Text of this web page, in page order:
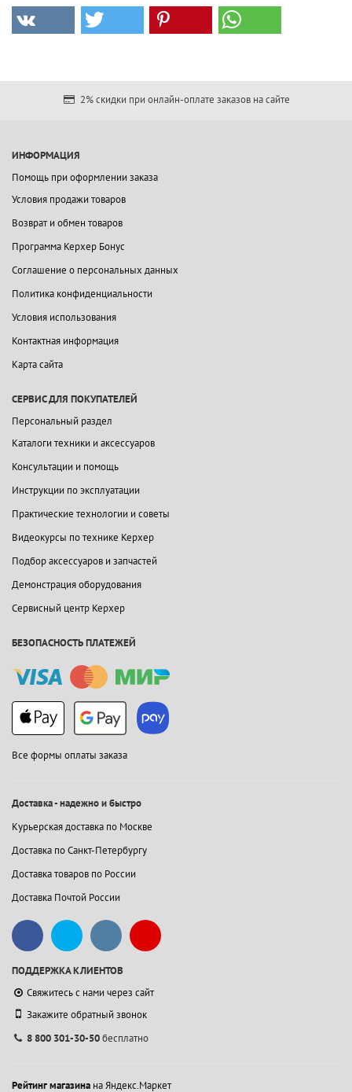
2% скидки при онлайн-оплате заказов на сайте
ИНФОРМАЦИЯ
Помощь при оформлении заказа
Условия продажи товаров
Возврат и обмен товаров
Программа Керхер Бонус
Соглашение о персональных данных
Политика конфиденциальности
Условия использования
Контактная информация
Карта сайта
СЕРВИС ДЛЯ ПОКУПАТЕЛЕЙ
Персональный раздел
Каталоги техники и аксессуаров
Консультации и помощь
Инструкции по эксплуатации
Практические технологии и советы
Видеокурсы по технике Керхер
Подбор аксессуаров и запчастей
Демонстрация оборудования
Сервисный центр Керхер
БЕЗОПАСНОСТЬ ПЛАТЕЖЕЙ
Все формы оплаты заказа
Доставка - надежно и быстро
Курьерская доставка по Москве
Доставка по Санкт-Петербургу
Доставка товаров по России
Доставка Почтой России
ПОДДЕРЖКА КЛИЕНТОВ
Свяжитесь с нами через сайт
Закажите обратный звонок
8 800 301-30-50бесплатно
Рейтинг магазина на Яндекс.Маркет